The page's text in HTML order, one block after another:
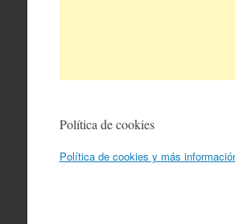
Política de cookies
Política de cookies y más